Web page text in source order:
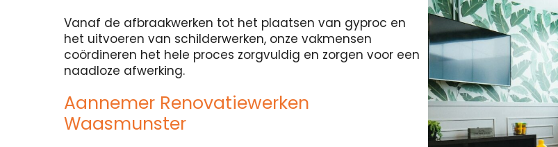
Vanaf de afbraakwerken tot het plaatsen van gyproc en
het uitvoeren van schilderwerken, onze vakmensen
coördineren het hele proces zorgvuldig en zorgen voor een
naadloze afwerking.
Aannemer Renovatiewerken
Waasmunster